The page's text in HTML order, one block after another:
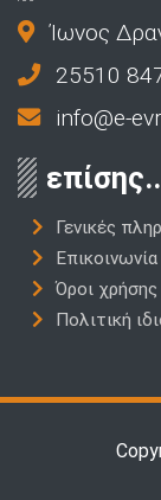
Ίωνος
25510
info@e-
Γενικές
Επικοινωνία
Όροι χρήσης
Πολιτική